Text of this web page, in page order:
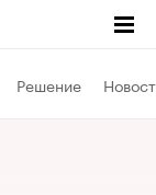
Решение